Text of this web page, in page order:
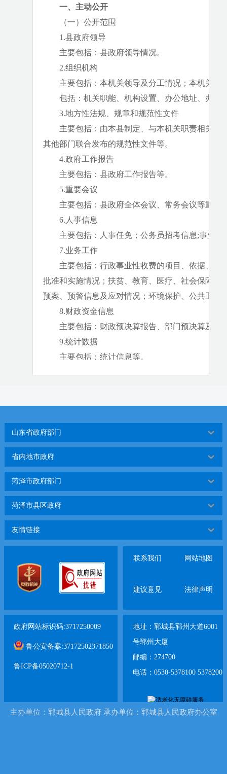
一、主动公开
（一）公开范围
1.县政府领导
主要包括：县政府领导情况。
2.组织机构
主要包括：本机关领导及分工情况；本机关机
包括：机关职能、机构设置、办公地址、办公
3.地方性法规、规章和规范性文件
主要包括：由本县制定、与本机关职责相关的
其他部门联合发布的规范性文件等。
4.政府工作报告
主要包括：县政府工作报告等。
5.重要会议
主要包括：县政府全体会议、常务会议等重要
6.人事信息
主要包括：人事任免；公务员招考信息;事业单
7.业务工作
主要包括：行政事业性收费的项目、依据、标
批准和实施情况；扶贫、教育、医疗、社会保障
预案、预警信息及应对情况；环境保护、公共卫
8.财政资金信息
主要包括：财政预决算报告、部门预决算及“
9.统计数据
主要包括：统计信息等。
2、《郓城县人民政府公报》：
（1）各乡镇（街道）人民政府、基层村（居
馆（法定节假日开放安排另行通知））
郓城县档
6523749；开放时间：周一至周五
务服务中心；开放时间：周一至周五9:00-
（2）登录郓城县人民政府门户网站“政府公报”
栏提供了公报查询、下载和打印等功能。还可关注“
3、县政府新闻发布会（http://www.cnyc.gov.cn/
山东省政府部门
省内地市政府
菏泽市政府部门
菏泽市县区政府
友情链接
联系我们 网站地图
建议意见 法律声明
政府网站标识码:3717250009
鲁公安备案:37172502371850
鲁ICP备05020712-1
地址：郓城县郓州大道6001
号郓州大厦
邮编：274700
电话：0530-5378100 5378200
主办单位：郓城县人民政府 承办单位：郓城县人民政府办公室